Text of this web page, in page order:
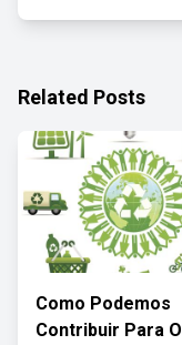
Related Posts
Como Podemos
Contribuir Para O